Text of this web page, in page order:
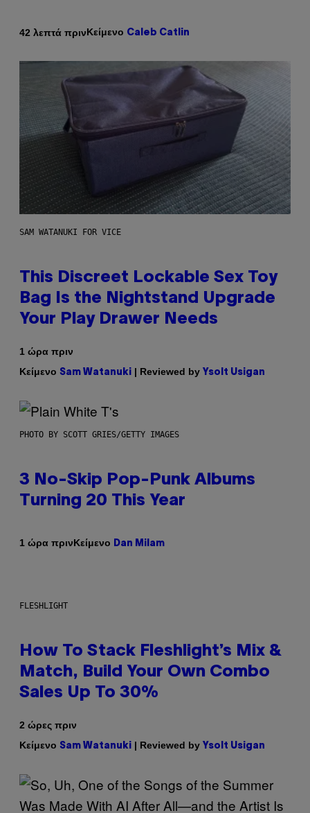
42 λεπτά πρινΚείμενο Caleb Catlin
SAM WATANUKI FOR VICE
This Discreet Lockable Sex Toy
Bag Is the Nightstand Upgrade
Your Play Drawer Needs
1 ώρα πριν
Κείμενο Sam Watanuki | Reviewed by Ysolt Usigan
PHOTO BY SCOTT GRIES/GETTY IMAGES
3 No-Skip Pop-Punk Albums
Turning 20 This Year
1 ώρα πρινΚείμενο Dan Milam
FLESHLIGHT
How To Stack Fleshlight’s Mix &
Match, Build Your Own Combo
Sales Up To 30%
2 ώρες πριν
Κείμενο Sam Watanuki | Reviewed by Ysolt Usigan